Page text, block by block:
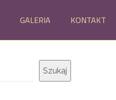
GALERIA KONTAKT
Szukaj